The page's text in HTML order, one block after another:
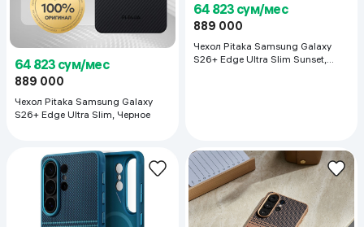
64 823 сум/мес
889 000
Чехол Pitaka Samsung Galaxy
S26+ Edge Ultra Slim, Черное
64 823 сум/мес
889 000
Чехол Pitaka Samsung Galaxy
S26+ Edge Ultra Slim Sunset,